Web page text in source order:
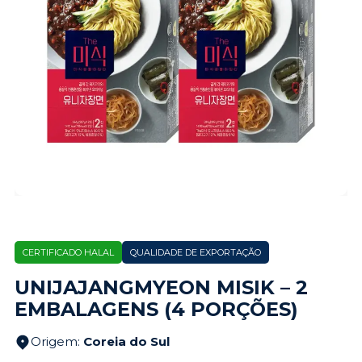
CERTIFICADO HALAL QUALIDADE DE EXPORTAÇÃO
UNIJAJANGMYEON MISIK – 2
EMBALAGENS (4 PORÇÕES)
Origem: Coreia do Sul